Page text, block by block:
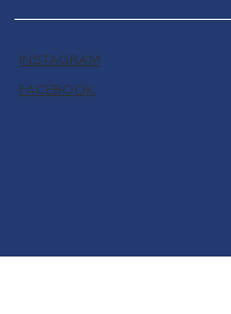
INSTAGRAM
FACEBOOK